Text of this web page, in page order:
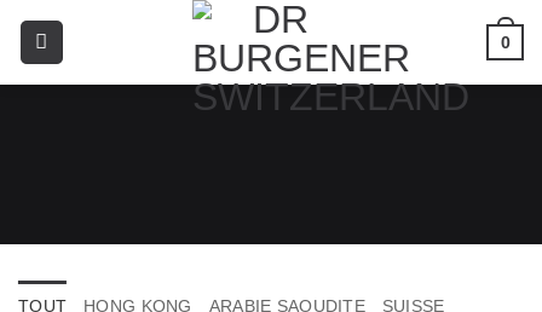
0
TOUT HONG KONG ARABIE SAOUDITE SUISSE